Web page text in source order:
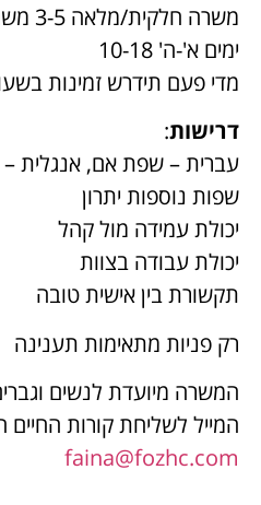
משרה חלקית/מלאה 3-5 משמרות בשבוע
ימים א'-ה' 10-18
מדי פעם תידרש זמינות
דרישות:
עברית – שפת אם, אנגלית
שפות נוספות יתרון
יכולת עמידה מול קהל
יכולת עבודה בצוות
תקשורת בין אישית טובה
רק פניות מתאימות תענינה
המשרה מיועדת לנשים
המייל לשליחת קורות החיים
faina@fozhc.com